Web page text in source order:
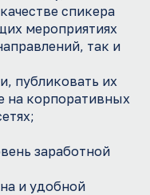
спикера
мероприятиях
так и
публиковать их
на корпоративных
заработной
и удобной